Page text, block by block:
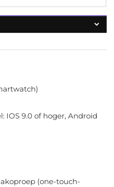
IOS 9.0 of hoger, Android
(one-touch-